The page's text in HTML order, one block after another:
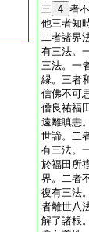
三 4 者
他三者知
二者諸界
有三法。
三法。一
縁。三者
信佛不可
僧良祐福
遠離瞋恚
世諦。二
有三法。
於福田所
界。二者
復有三法
者離世八
解了諸根